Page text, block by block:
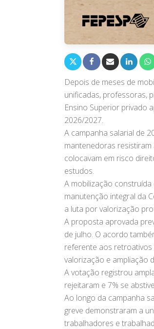
Depois de meses de
unificadas, professoras,
Ensino Superior privado
2026/2027.
A campanha salarial de
mantenedoras
colocavam em risco
estudos.
A mobilização
manutenção integral da
a luta por valorização
A proposta aprovada
de julho. O acordo
referente aos retroativos
valorização e ampliação
A votação registrou
rejeitaram e 7% se
Ao longo da campanha
greve demonstraram a
trabalhadores e